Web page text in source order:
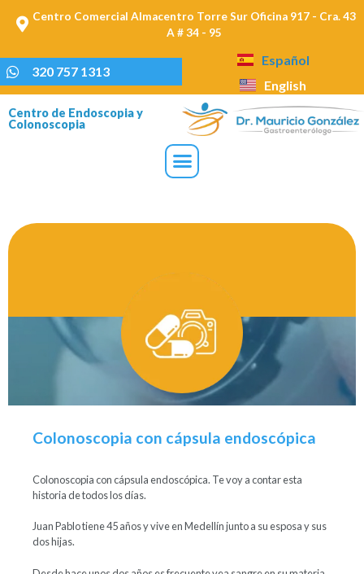
Centro Comercial Almacentro Torre Sur Oficina 917 - Cra. 43
A # 34 - 95
320 757 1313
Español
English
Centro de Endoscopia y
Colonoscopia
Colonoscopia con cápsula endoscópica
Colonoscopia con cápsula endoscópica. Te voy a contar esta
historia de todos los días.
Juan Pablo tiene 45 años y vive en Medellín junto a su esposa y sus
dos hijas.